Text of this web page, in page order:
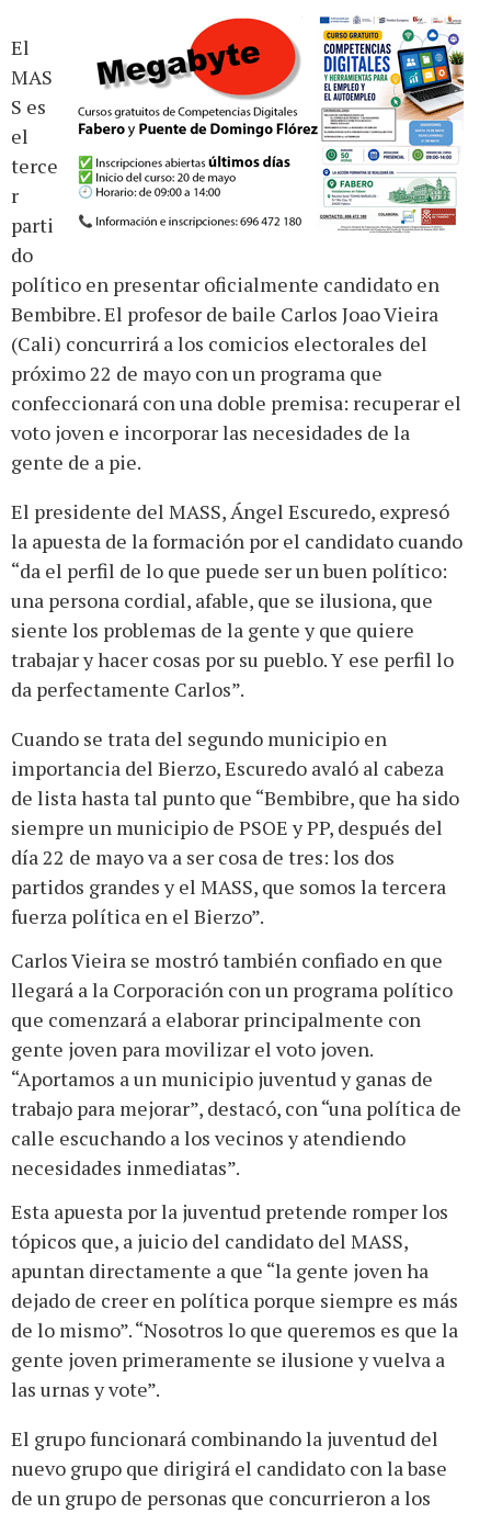
El
MAS
S es
el
terce
r
parti
do
político en presentar oficialmente candidato en
Bembibre. El profesor de baile Carlos Joao Vieira
(Cali) concurrirá a los comicios electorales del
próximo 22 de mayo con un programa que
confeccionará con una doble premisa: recuperar el
voto joven e incorporar las necesidades de la
gente de a pie.
El presidente del MASS, Ángel Escuredo, expresó
la apuesta de la formación por el candidato cuando
“da el perfil de lo que puede ser un buen político:
una persona cordial, afable, que se ilusiona, que
siente los problemas de la gente y que quiere
trabajar y hacer cosas por su pueblo. Y ese perfil lo
da perfectamente Carlos”.
Cuando se trata del segundo municipio en
importancia del Bierzo, Escuredo avaló al cabeza
de lista hasta tal punto que “Bembibre, que ha sido
siempre un municipio de PSOE y PP, después del
día 22 de mayo va a ser cosa de tres: los dos
partidos grandes y el MASS, que somos la tercera
fuerza política en el Bierzo”.
Carlos Vieira se mostró también confiado en que
llegará a la Corporación con un programa político
que comenzará a elaborar principalmente con
gente joven para movilizar el voto joven.
“Aportamos a un municipio juventud y ganas de
trabajo para mejorar”, destacó, con “una política de
calle escuchando a los vecinos y atendiendo
necesidades inmediatas”.
Esta apuesta por la juventud pretende romper los
tópicos que, a juicio del candidato del MASS,
apuntan directamente a que “la gente joven ha
dejado de creer en política porque siempre es más
de lo mismo”. “Nosotros lo que queremos es que la
gente joven primeramente se ilusione y vuelva a
las urnas y vote”.
El grupo funcionará combinando la juventud del
nuevo grupo que dirigirá el candidato con la base
de un grupo de personas que concurrieron a los